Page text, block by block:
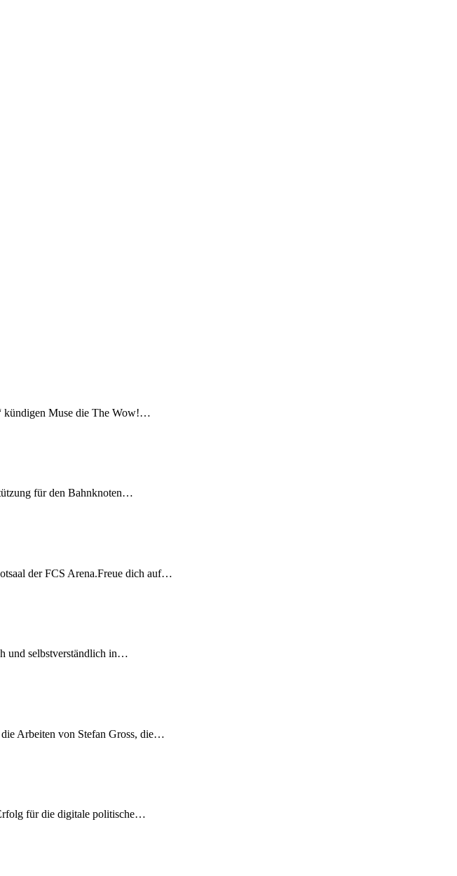
kündigen Muse die The Wow!…
für den Bahnknoten…
der FCS Arena.Freue dich auf…
und selbstverständlich in…
Arbeiten von Stefan Gross, die…
für die digitale politische…